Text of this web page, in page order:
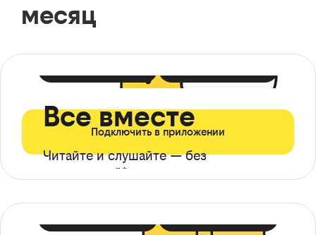
месяц
Все вместе
Читайте и слушайте — без
ограничений*
Подключить в приложении